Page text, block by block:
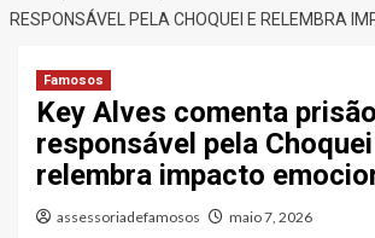
RESPONSÁVEL PELA CHOQUEI E RELEMBRA
Famosos
Key Alves comenta
responsável pela
relembra impacto
assessoriadefamosos maio 7, 2026